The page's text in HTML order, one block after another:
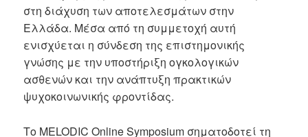
στη διάχυση των αποτελεσμάτων στην
Ελλάδα. Μέσα από τη συμμετοχή αυτή
ενισχύεται η σύνδεση της επιστημονικής
γνώσης με την υποστήριξη ογκολογικών
ασθενών και την ανάπτυξη πρακτικών
ψυχοκοινωνικής φροντίδας.
Το MELODIC Online Symposium σηματοδοτεί τη